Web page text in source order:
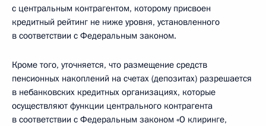
с центральным контрагентом, которому присвоен
кредитный рейтинг не ниже уровня, установленного
в соответствии с Федеральным законом.
Кроме того, уточняется, что размещение средств
пенсионных накоплений на счетах (депозитах) разрешается
в небанковских кредитных организациях, которые
осуществляют функции центрального контрагента
в соответствии с Федеральным законом «О клиринге,